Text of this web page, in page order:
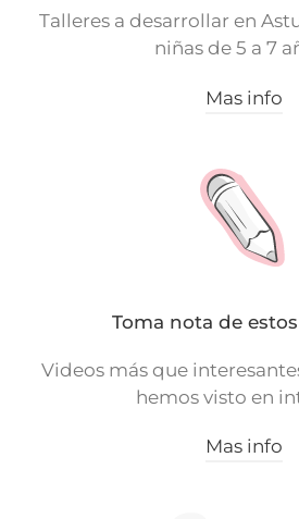
Talleres a desarrollar en
niñas de 5 a 7
Mas info
Toma nota de
Videos más que
hemos visto en
Mas info